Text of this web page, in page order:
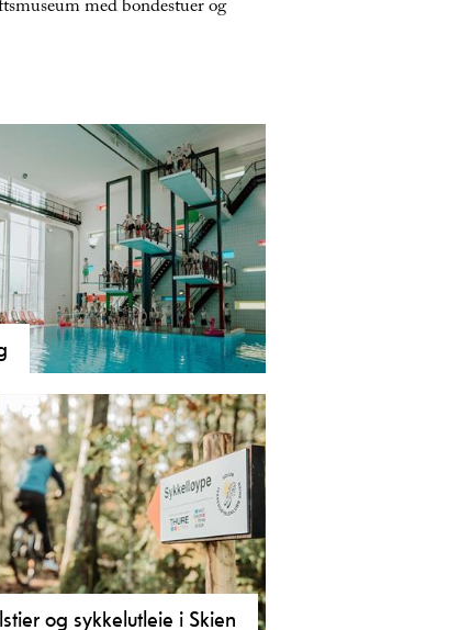
med bondestuer og
en by med mange fine
Du har badestrand nesten
og mange idylliske
rundt om i kommunen.
favoritt her.
og sykkelutleie i Skien